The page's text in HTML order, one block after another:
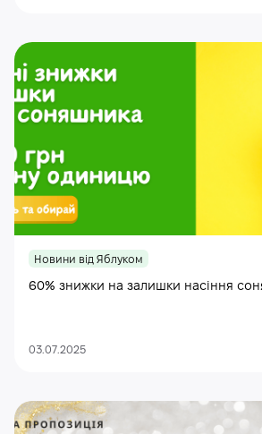
Новини від Яблуком
60% знижки на залишки насіння
03.07.2025